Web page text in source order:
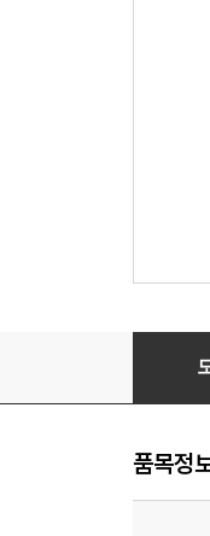
남자를
품목정